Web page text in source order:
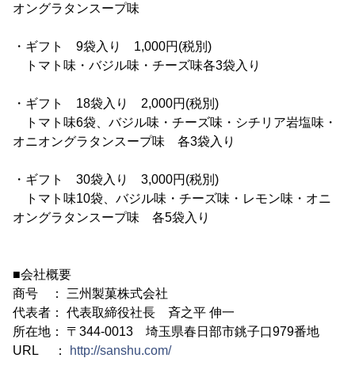
オングラタンスープ味
・ギフト 9袋入り 1,000円(税別)
トマト味・バジル味・チーズ味各3袋入り
・ギフト 18袋入り 2,000円(税別)
トマト味6袋、バジル味・チーズ味・シチリア岩塩味・
オニオングラタンスープ味 各3袋入り
・ギフト 30袋入り 3,000円(税別)
トマト味10袋、バジル味・チーズ味・レモン味・オニ
オングラタンスープ味 各5袋入り
■会社概要
商号 ： 三州製菓株式会社
代表者： 代表取締役社長 斉之平 伸一
所在地： 〒344-0013 埼玉県春日部市銚子口979番地
URL ：
http://sanshu.com/